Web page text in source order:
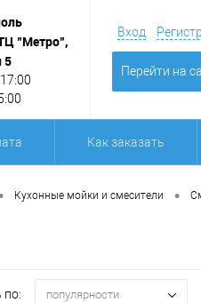
"Метро",
5
Вход
Перейти на
Как заказать
Кухонные мойки и смесители •
по: популярности